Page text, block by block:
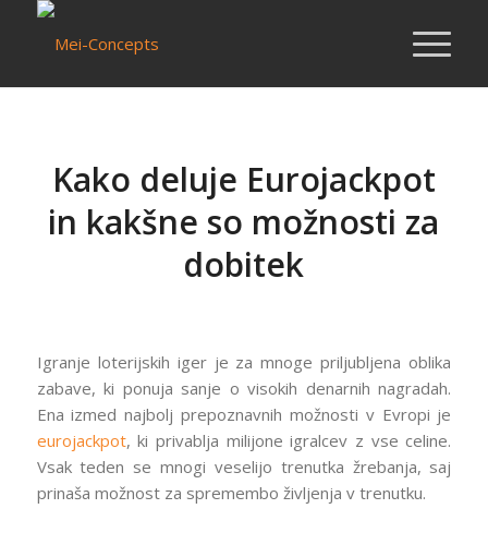
Kako deluje Eurojackpot
in kakšne so možnosti za
dobitek
Igranje loterijskih iger je za mnoge priljubljena oblika
zabave, ki ponuja sanje o visokih denarnih nagradah.
Ena izmed najbolj prepoznavnih možnosti v Evropi je
eurojackpot, ki privablja milijone igralcev z vse celine.
Vsak teden se mnogi veselijo trenutka žrebanja, saj
prinaša možnost za spremembo življenja v trenutku.